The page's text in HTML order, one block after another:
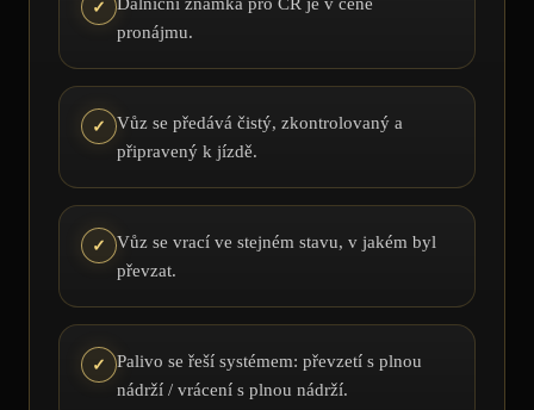
✓
pronájmu.
✓
Vůz se předává čistý, zkontrolovaný a
připravený k jízdě.
✓
Vůz se vrací ve stejném stavu, v jakém byl
převzat.
✓
Palivo se řeší systémem: převzetí s plnou
nádrží / vrácení s plnou nádrží.